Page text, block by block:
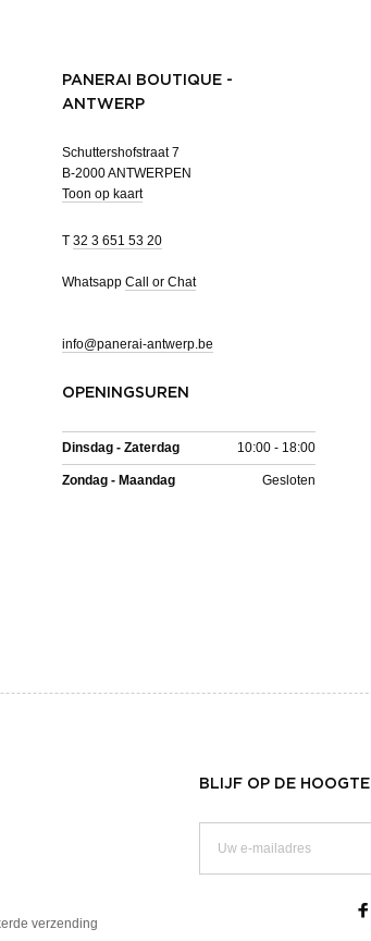
PANERAI BOUTIQUE -
ANTWERP
Schuttershofstraat 7
B-2000 ANTWERPEN
Toon op kaart
T 32 3 651 53 20
Whatsapp Call or Chat
info@panerai-antwerp.be
OPENINGSUREN
Dinsdag - Zaterdag 10:00 - 18:00
Zondag - Maandag Gesloten
verzending
BLIJF OP DE HOOGTE